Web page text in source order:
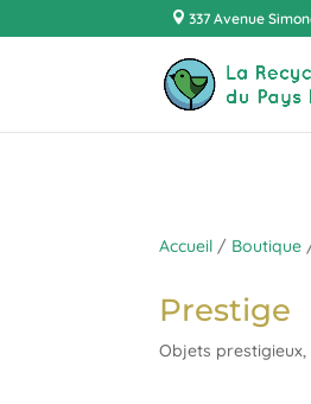
337 Avenue
Accueil / Boutique
Prestige
Objets prestigieux,